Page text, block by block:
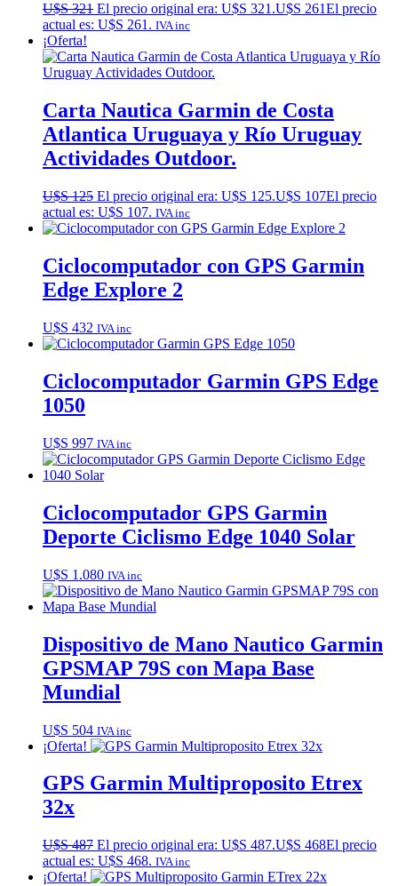
U$S321 El precio original era: U$S 321.U$S 261El precio
actual es: U$S 261. IVA inc
¡Oferta!
Carta Nautica Garmin de Costa
Atlantica Uruguaya y Río Uruguay
Actividades Outdoor.
U$S125 El precio original era: U$S 125.U$S 107El precio
actual es: U$S 107. IVA inc
Ciclocomputador con GPS Garmin
Edge Explore 2
U$S 432 IVA inc
Ciclocomputador Garmin GPS Edge
1050
U$S 997 IVA inc
Ciclocomputador GPS Garmin
Deporte Ciclismo Edge 1040 Solar
U$S 1.080 IVA inc
Dispositivo de Mano Nautico Garmin
GPSMAP 79S con Mapa Base
Mundial
U$S 504 IVA inc
¡Oferta!
GPS Garmin Multiproposito Etrex
32x
U$S487 El precio original era: U$S 487.U$S 468El precio
actual es: U$S 468. IVA inc
¡Oferta!